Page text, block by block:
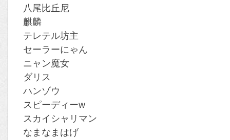
八尾比丘尼
麒麟
テレテル坊主
セーラーにゃん
ニャン魔女
ダリス
ハンゾウ
スピーディーw
スカイシャリマン
なまなまはげ